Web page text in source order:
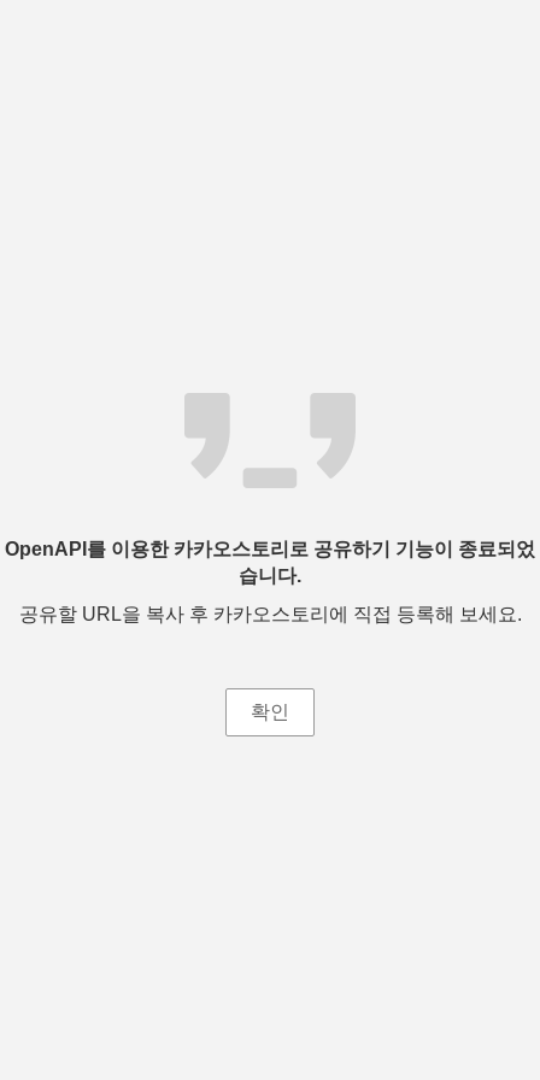
OpenAPI를 이용한 카카오스토리로 공유하기 기능이 종료되었
습니다.
공유할 URL을 복사 후 카카오스토리에 직접 등록해 보세요.
확인